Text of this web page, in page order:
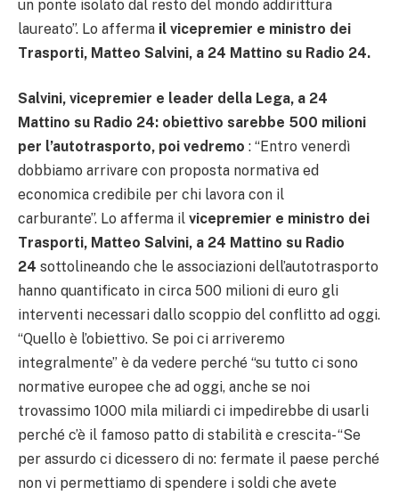
un ponte isolato dal resto del mondo addirittura
laureato”. Lo afferma il vicepremier e ministro dei
Trasporti, Matteo Salvini, a 24 Mattino su Radio 24.
Salvini, vicepremier e leader della Lega, a 24
Mattino su Radio 24: obiettivo sarebbe 500 milioni
per l’autotrasporto, poi vedremo : “Entro venerdì
dobbiamo arrivare con proposta normativa ed
economica credibile per chi lavora con il
carburante”. Lo afferma il vicepremier e ministro dei
Trasporti, Matteo Salvini, a 24 Mattino su Radio
24 sottolineando che le associazioni dell’autotrasporto
hanno quantificato in circa 500 milioni di euro gli
interventi necessari dallo scoppio del conflitto ad oggi.
“Quello è l’obiettivo. Se poi ci arriveremo
integralmente” è da vedere perché “su tutto ci sono
normative europee che ad oggi, anche se noi
trovassimo 1000 mila miliardi ci impedirebbe di usarli
perché c’è il famoso patto di stabilità e crescita- “Se
per assurdo ci dicessero di no: fermate il paese perché
non vi permettiamo di spendere i soldi che avete